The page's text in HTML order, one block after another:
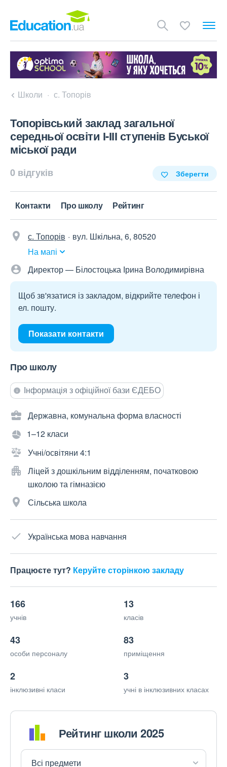
Школи с. Топорів
Топорівський заклад загальної
середньої освіти І-ІІІ ступенів Буської
міської ради
0 відгуків Зберегти
Контакти Про школу Рейтинг
с. Топорів
вул. Шкільна, 6, 80520
На мапі
Директор — Білостоцька Ірина Володимирівна
Щоб зв'язатися із закладом, відкрийте телефон і
ел. пошту.
Показати контакти
Про школу
Інформація з офіційної бази ЄДЕБО
Державна, комунальна форма власності
1–12 класи
Учні/освітяни 4:1
Ліцей з дошкільним відділенням, початковою
школою та гімназією
Сільська школа
Українська мова навчання
Працюєте тут? Керуйте сторінкою закладу
166
учнів
13
класів
43
особи персоналу
83
приміщення
2
інклюзивні класи
3
учні в інклюзивних класах
Рейтинг школи 2025